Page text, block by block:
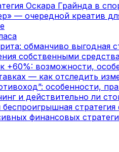
Оскара Грайнда в
— очередной креатив
обманчиво выгодная
собственными
+60%: возможности,
— как отследить
особенности,
и действительно ли
стратегия
финансовых